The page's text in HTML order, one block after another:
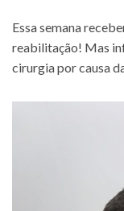
Essa semana
reabilitação! Mas
cirurgia por causa